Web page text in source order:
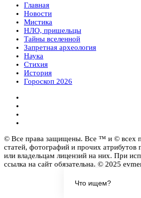
Главная
Новости
Мистика
НЛО, пришельцы
Тайны вселенной
Запретная археология
Наука
Стихия
История
Гороскоп 2026
© Все права защищены. Все ™ и © всех
статей, фотографий и прочих атрибутов
или владельцам лицензий на них. При
ссылка на сайт обязательна. © 2025